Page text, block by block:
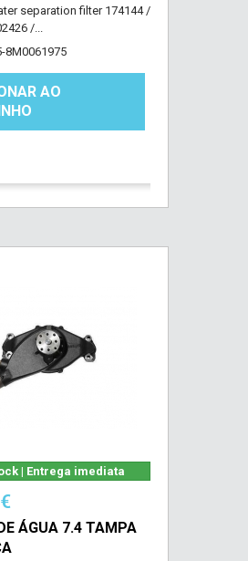
separation filter 174144 /
/...
8M0061975
AO
| Entrega imediata
ÁGUA 7.4 TAMPA